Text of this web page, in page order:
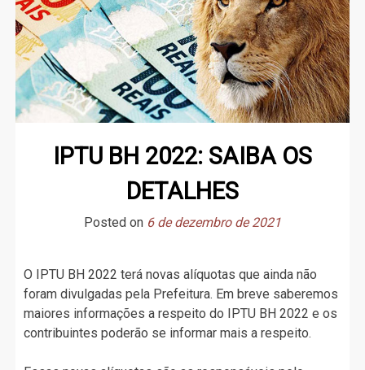
IPTU BH 2022: SAIBA OS
DETALHES
Posted on 6 de dezembro de 2021
O IPTU BH 2022 terá novas alíquotas que ainda não
foram divulgadas pela Prefeitura. Em breve saberemos
maiores informações a respeito do IPTU BH 2022 e os
contribuintes poderão se informar mais a respeito.